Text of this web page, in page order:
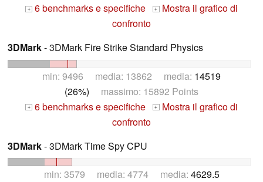
+ 6 benchmarks e specifiche + Mostra il grafico di
confronto
3DMark- 3DMark Fire Strike Standard Physics
min: 9496 media: 13862 media: 14519
(26%) massimo: 15892 Points
+ 6 benchmarks e specifiche + Mostra il grafico di
confronto
3DMark- 3DMark Time Spy CPU
min: 3579 media: 4774 media: 4629.5